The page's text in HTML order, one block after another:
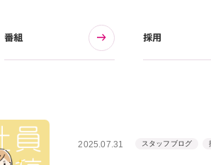
番組 採用
2025.07.31 スタッフブログ